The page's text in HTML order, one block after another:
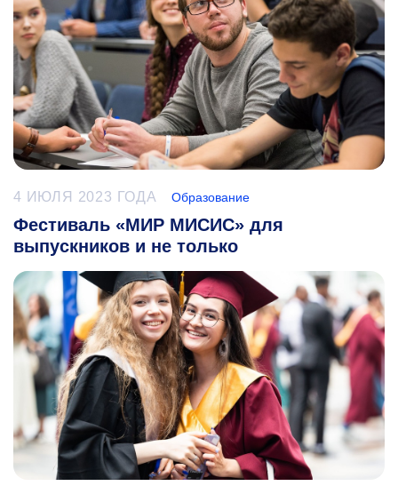
4 ИЮЛЯ 2023 ГОДА Образование
Фестиваль «МИР МИСИС» для
выпускников и не только